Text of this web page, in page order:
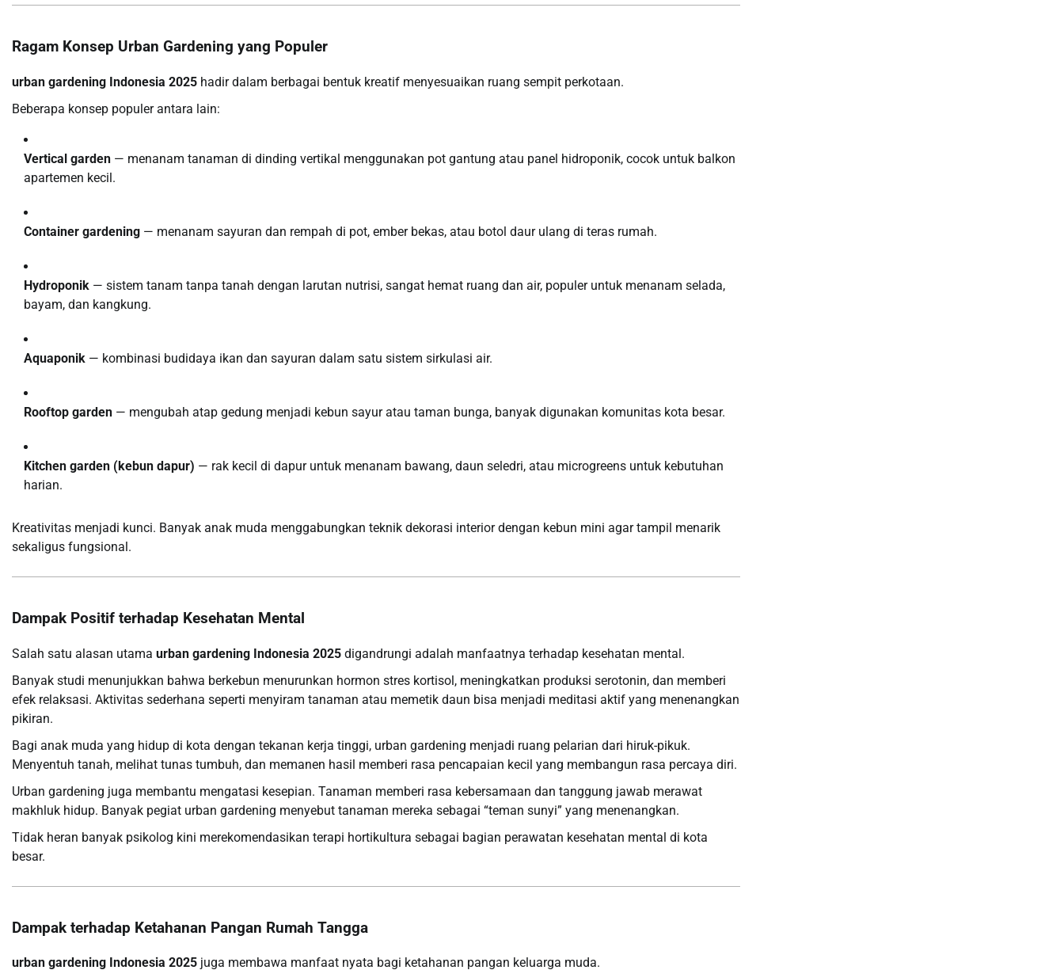
Ragam Konsep Urban Gardening yang Populer
urban gardening Indonesia 2025 hadir dalam berbagai bentuk kreatif menyesuaikan ruang sempit perkotaan.
Beberapa konsep populer antara lain:
Vertical garden — menanam tanaman di dinding vertikal menggunakan pot gantung atau panel hidroponik, cocok untuk balkon
apartemen kecil.
Container gardening — menanam sayuran dan rempah di pot, ember bekas, atau botol daur ulang di teras rumah.
Hydroponik — sistem tanam tanpa tanah dengan larutan nutrisi, sangat hemat ruang dan air, populer untuk menanam selada,
bayam, dan kangkung.
Aquaponik — kombinasi budidaya ikan dan sayuran dalam satu sistem sirkulasi air.
Rooftop garden — mengubah atap gedung menjadi kebun sayur atau taman bunga, banyak digunakan komunitas kota besar.
Kitchen garden (kebun dapur) — rak kecil di dapur untuk menanam bawang, daun seledri, atau microgreens untuk kebutuhan
harian.
Kreativitas menjadi kunci. Banyak anak muda menggabungkan teknik dekorasi interior dengan kebun mini agar tampil menarik
sekaligus fungsional.
Dampak Positif terhadap Kesehatan Mental
Salah satu alasan utama urban gardening Indonesia 2025 digandrungi adalah manfaatnya terhadap kesehatan mental.
Banyak studi menunjukkan bahwa berkebun menurunkan hormon stres kortisol, meningkatkan produksi serotonin, dan memberi
efek relaksasi. Aktivitas sederhana seperti menyiram tanaman atau memetik daun bisa menjadi meditasi aktif yang menenangkan
pikiran.
Bagi anak muda yang hidup di kota dengan tekanan kerja tinggi, urban gardening menjadi ruang pelarian dari hiruk-pikuk.
Menyentuh tanah, melihat tunas tumbuh, dan memanen hasil memberi rasa pencapaian kecil yang membangun rasa percaya diri.
Urban gardening juga membantu mengatasi kesepian. Tanaman memberi rasa kebersamaan dan tanggung jawab merawat
makhluk hidup. Banyak pegiat urban gardening menyebut tanaman mereka sebagai “teman sunyi” yang menenangkan.
Tidak heran banyak psikolog kini merekomendasikan terapi hortikultura sebagai bagian perawatan kesehatan mental di kota
besar.
Dampak terhadap Ketahanan Pangan Rumah Tangga
urban gardening Indonesia 2025 juga membawa manfaat nyata bagi ketahanan pangan keluarga muda.